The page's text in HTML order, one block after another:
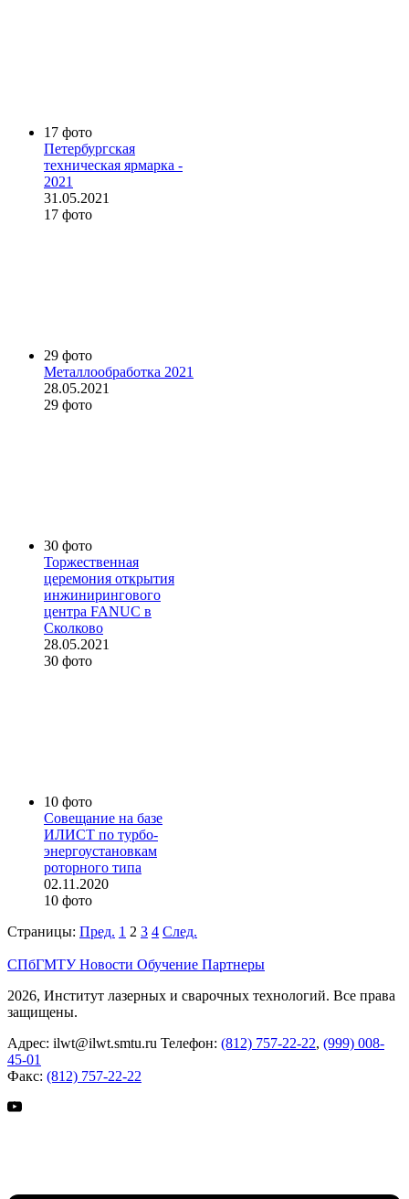
17 фото
Петербургская
техническая ярмарка -
2021
31.05.2021
17 фото
29 фото
Металлообработка 2021
28.05.2021
29 фото
30 фото
Торжественная
церемония открытия
инжинирингового
центра FANUC в
Сколково
28.05.2021
30 фото
10 фото
Cовещание на базе
ИЛИСТ по турбо-
энергоустановкам
роторного типа
02.11.2020
10 фото
Страницы: Пред. 1 2 3 4 След.
СПбГМТУНовости Обучение Партнеры
2026, Институт лазерных и сварочных технологий. Все права
защищены.
Адрес: ilwt@ilwt.smtu.ru Телефон: (812) 757-22-22, (999) 008-
45-01
Факс: (812) 757-22-22